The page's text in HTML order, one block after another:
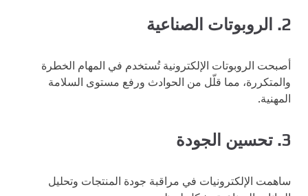
2. الروبوتات الصناعية
أصبحت الروبوتات الإلكترونية تُستخدم في المهام الخطرة
والمتكررة، مما قلّل من الحوادث ورفع مستوى السلامة
المهنية.
3. تحسين الجودة
ساهمت الإلكترونيات في مراقبة جودة المنتجات وتحليل